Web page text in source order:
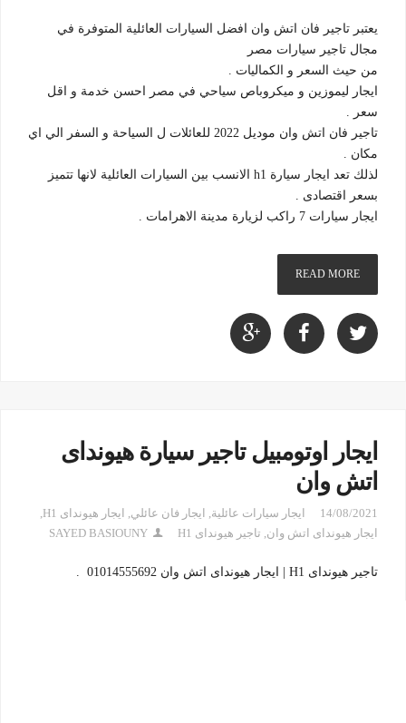
يعتبر تاجير فان اتش وان افضل السيارات العائلية المتوفرة في
مجال تاجير سيارات مصر
من حيث السعر و الكماليات .
ايجار ليموزين و ميكروباص سياحي في مصر احسن خدمة و اقل
سعر .
تاجير فان اتش وان موديل 2022 للعائلات ل السياحة و السفر الي اي
مكان .
لذلك تعد ايجار سيارة h1 الانسب بين السيارات العائلية لانها تتميز
بسعر اقتصادى .
ايجار سيارات 7 راكب لزيارة مدينة الاهرامات .
READ MORE
ايجار اوتومبيل تاجير سيارة هيونداى
اتش وان
14/08/2021 ايجار سيارات عائلية, ايجار فان عائلي, ايجار هيونداى H1
,
ايجار هيونداى اتش وان, تاجير هيونداى H1 SAYED BASIOUNY
تاجير هيونداى H1 | ايجار هيونداى اتش وان 01014555692 .